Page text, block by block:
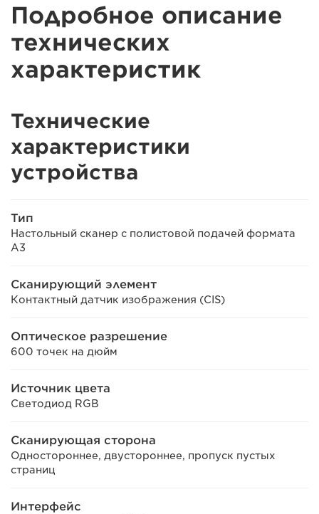
Подробное описание
технических
характеристик
Технические
характеристики
устройства
Тип
Настольный сканер с полистовой подачей формата
A3
Сканирующий элемент
Контактный датчик изображения (CIS)
Оптическое разрешение
600 точек на дюйм
Источник цвета
Светодиод RGB
Сканирующая сторона
Одностороннее, двустороннее, пропуск пустых
страниц
Интерфейс